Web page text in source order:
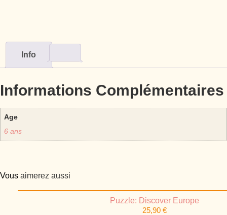
Info
Informations Complémentaires
Age
6 ans
Vous aimerez aussi
Puzzle: Discover Europe
25,90 €